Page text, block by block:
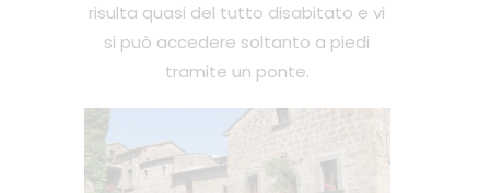
risulta quasi del tutto disabitato e vi
si può accedere soltanto a piedi
tramite un ponte.